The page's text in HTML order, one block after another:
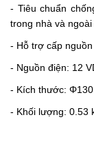
- Tiêu chuẩn
trong nhà và ngoài
- Hỗ trợ cấp
- Nguồn điện: 12
- Kích thước:
- Khối lượng: 0.53